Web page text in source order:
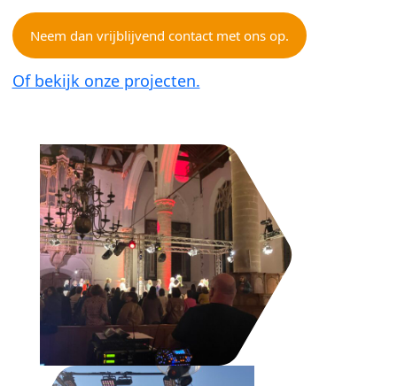
Neem dan vrijblijvend contact met ons op.
Of bekijk onze projecten.